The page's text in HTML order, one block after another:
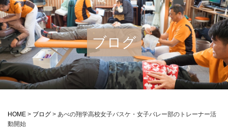
ブログ
HOME > ブログ > あべの翔学高校女子バスケ・女子バレー部のトレーナー活
動開始